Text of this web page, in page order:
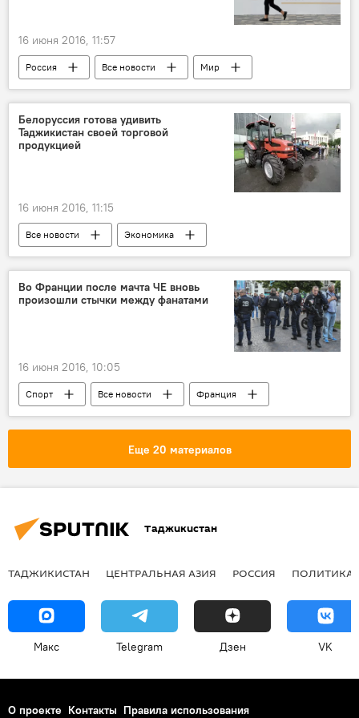
16 июня 2016, 11:57
Россия Все новости
Мир
ПМЭФ
Экономика
Белоруссия готова удивить
Таджикистан своей торговой
продукцией
16 июня 2016, 11:15
Все новости
Экономика
сотрудничество
Таджикистан
Во Франции после мачта ЧЕ вновь
произошли стычки между фанатами
16 июня 2016, 10:05
Спорт Все новости
Франция
футбол
Мир
Еще 20 материалов
Таджикистан
ТАДЖИКИСТАН ЦЕНТРАЛЬНАЯ АЗИЯ РОССИЯ ПОЛИТИКА
Макс Telegram Дзен VK
О проекте Контакты Правила использования